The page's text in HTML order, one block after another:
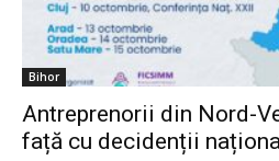
Bihor
Antreprenorii din Nord-
față cu decidenții